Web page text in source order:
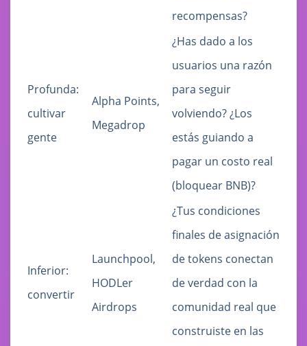
recompensas?
Profunda:
cultivar
gente
Alpha Points,
Megadrop
¿Has dado a los
usuarios una razón
para seguir
volviendo? ¿Los
estás guiando a
pagar un costo real
(bloquear BNB)?
Inferior:
convertir
Launchpool,
HODLer
Airdrops
¿Tus condiciones
finales de asignación
de tokens conectan
de verdad con la
comunidad real que
construiste en las